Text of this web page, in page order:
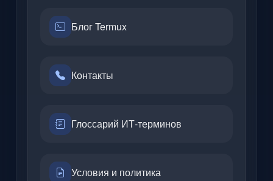
Блог Termux
Контакты
Глоссарий ИТ-терминов
Условия и политика